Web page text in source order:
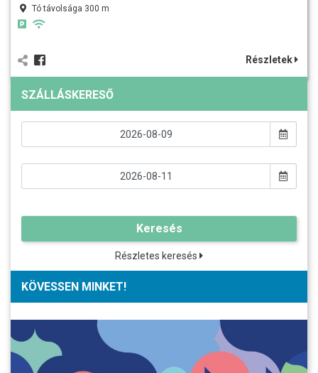
Tó távolsága 300 m
Részletek
SZÁLLÁSKERESŐ
Keresés
Részletes keresés
KÖVESSEN MINKET!